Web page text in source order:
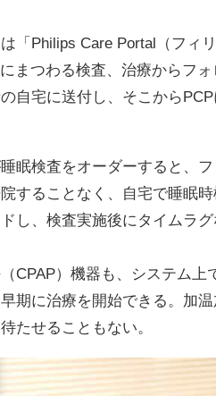
「Philips Care Portal（フィ
まつわる検査、治療からフ
自宅に送付し、そこから
眠検査をオーダーすると、
することなく、自宅で睡眠
し、検査実施後にタイムラ
CPAP）機器も、システム上
期に治療を開始できる。加
たせることもない。